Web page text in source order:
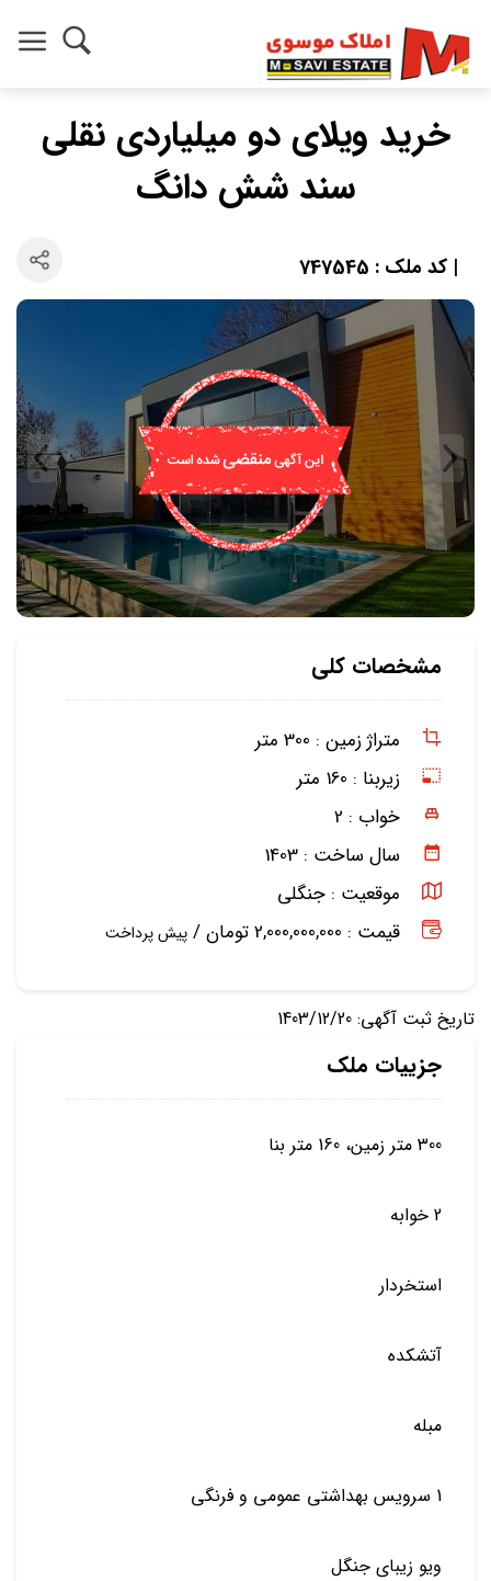
خرید ویلای دو میلیاردی نقلی
سند شش دانگ
| کد ملک : 747545
مشخصات کلی
متراژ زمین : 300 متر
زیربنا : 160 متر
خواب : 2
سال ساخت : 1403
موقعیت : جنگلی
قیمت : 2,000,000,000 تومان /
پیش پرداخت
تاریخ ثبت آگهی: 1403/12/20
جزییات ملک
300 متر زمین، 160 متر بنا
2 خوابه
استخردار
آتشکده
مبله
1 سرویس بهداشتی عمومی و فرنگی
ویو زیبای جنگل